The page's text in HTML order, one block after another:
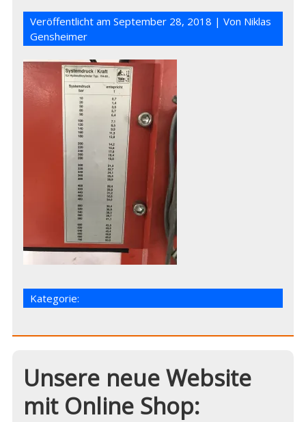
Veröffentlicht amSeptember 28, 2018 | Von Niklas
Gensheimer
Kategorie:
Unsere neue Website
mit Online Shop: